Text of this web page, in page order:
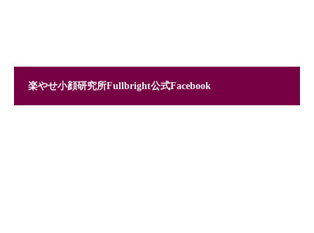
楽やせ小顔研究所Fullbright公式Facebook